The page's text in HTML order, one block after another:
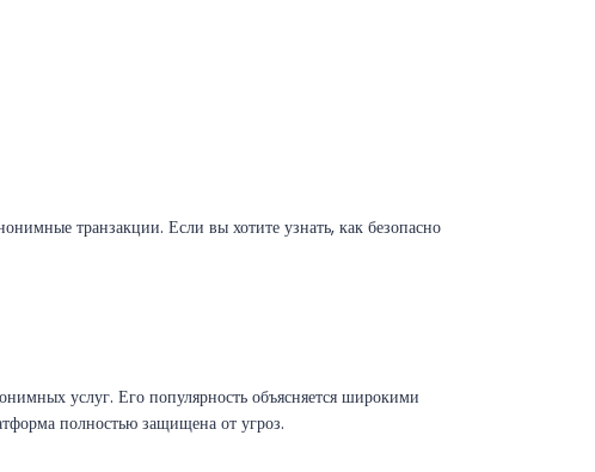
транзакции. Если вы хотите узнать, как безопасно
услуг. Его популярность объясняется широкими
полностью защищена от угроз.